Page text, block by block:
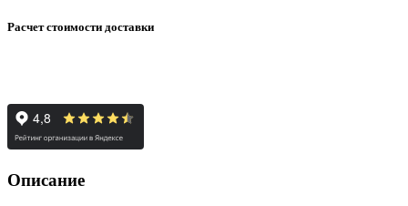
Расчет стоимости доставки
Описание